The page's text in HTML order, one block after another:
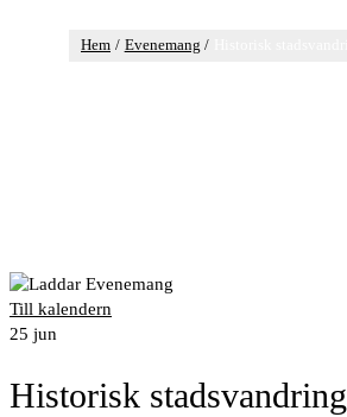
Hem Evenemang
Till kalendern
25 jun
Historisk stadsvandring